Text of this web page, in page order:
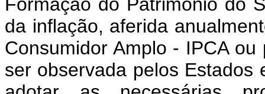
da inflação, aferida
Consumidor Amplo - IPCA
ser observada pelos Estados